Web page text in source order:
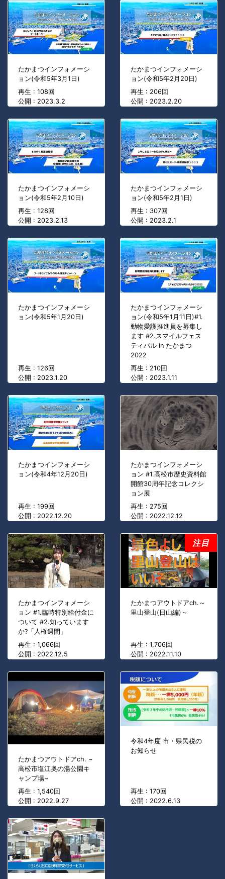
たかまつインフォメーシ
ョン(令和5年3月1日)
再生 : 108回
公開 : 2023.3.2
たかまつインフォメーシ
ョン(令和5年2月20日)
再生 : 206回
公開 : 2023.2.20
たかまつインフォメーシ
ョン(令和5年2月10日)
再生 : 128回
公開 : 2023.2.13
たかまつインフォメーシ
ョン(令和5年2月1日)
再生 : 307回
公開 : 2023.2.1
たかまつインフォメーシ
ョン(令和5年1月20日)
再生 : 126回
公開 : 2023.1.20
たかまつインフォメーシ
ョン(令和5年1月11日)#1.
動物愛護推進員を募集し
ます #2.スマイルフェス
ティバル in たかまつ
2022
再生 : 210回
公開 : 2023.1.11
たかまつインフォメーシ
ョン(令和4年12月20日)
再生 : 199回
公開 : 2022.12.20
たかまつインフォメーシ
ョン #1.高松市歴史資料館
開館30周年記念コレクシ
ョン展
再生 : 275回
公開 : 2022.12.12
たかまつインフォメーシ
ョン #1.臨時特別給付金に
ついて #2.知っています
か?「人権週間」
再生 : 1,066回
公開 : 2022.12.5
たかまつアウトドアch.～
里山登山(日山編)～
再生 : 1,706回
公開 : 2022.11.10
注目
たかまつアウトドアch. ~
高松市塩江奥の湯公園キ
ャンプ場~
再生 : 1,540回
公開 : 2022.9.27
令和4年度 市・県民税の
お知らせ
再生 : 170回
公開 : 2022.6.13